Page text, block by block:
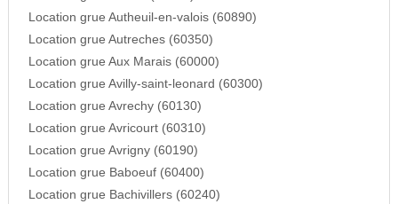
Location grue Autheuil-en-valois (60890)
Location grue Autreches (60350)
Location grue Aux Marais (60000)
Location grue Avilly-saint-leonard (60300)
Location grue Avrechy (60130)
Location grue Avricourt (60310)
Location grue Avrigny (60190)
Location grue Baboeuf (60400)
Location grue Bachivillers (60240)